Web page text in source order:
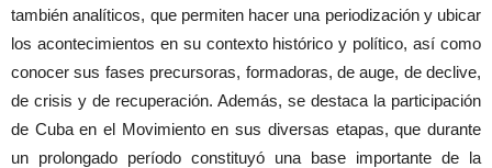
también analíticos, que permiten hacer una periodización y ubicar
los acontecimientos en su contexto histórico y político, así como
conocer sus fases precursoras, formadoras, de auge, de declive,
de crisis y de recuperación. Además, se destaca la participación
de Cuba en el Movimiento en sus diversas etapas, que durante
un prolongado período constituyó una base importante de la